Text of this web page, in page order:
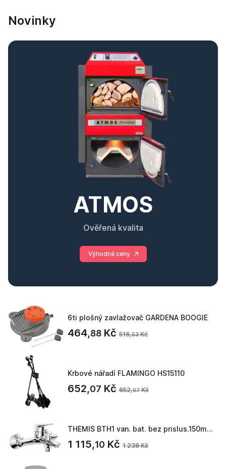
Novinky
ATMOS
Ověřená kvalita
Výhodné ceny
6ti plošný zavlažovač GARDENA BOOGIE
464,88 Kč 516,53Kč
Krbové nářadí FLAMINGO HS15110
652,07 Kč 652,07Kč
THEMIS BTH1 van. bat. bez prislus.150mm, chrom
1 115,10 Kč 1 239 Kč